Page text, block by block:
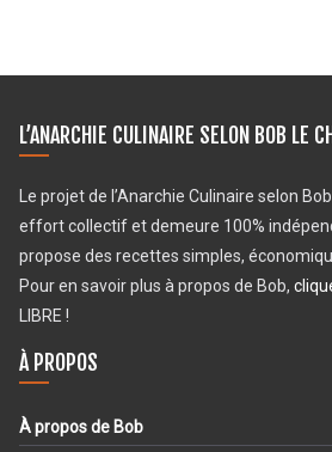
L’ANARCHIE CULINAIRE SELON BOB LE
Le projet de l’Anarchie Culinaire selon
effort collectif et demeure 100%
propose des recettes simples,
Pour en savoir plus à propos de Bob,
LIBRE !
À PROPOS
À propos de Bob